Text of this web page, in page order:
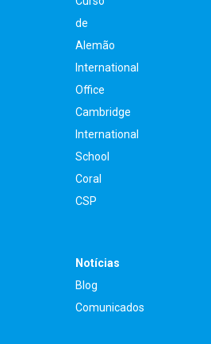
de
Alemão
International
Office
Cambridge
International
School
Coral
CSP
Notícias
Blog
Comunicados